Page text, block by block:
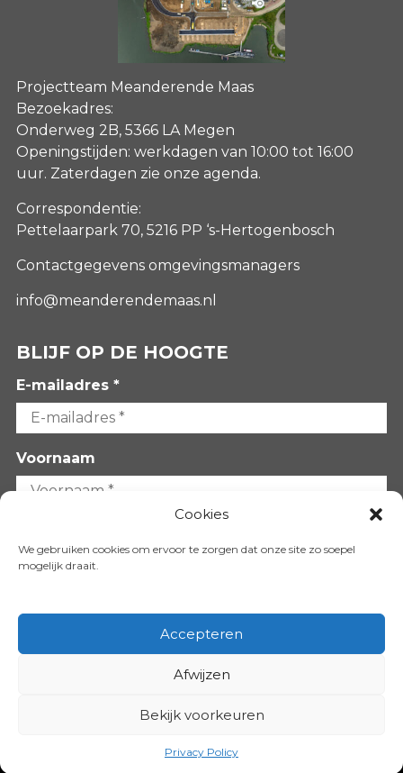
Cookies
We gebruiken cookies om ervoor te zorgen dat onze site zo soepel
mogelijk draait.
Accepteren
Afwijzen
Bekijk voorkeuren
Privacy Policy
Projectteam Meanderende Maas
Bezoekadres:
Onderweg 2B, 5366 LA Megen
Openingstijden: werkdagen van 10:00 tot 16:00
uur. Zaterdagen zie onze agenda.
Correspondentie:
Pettelaarpark 70, 5216 PP ‘s-Hertogenbosch
Contactgegevens omgevingsmanagers
info@meanderendemaas.nl
BLIJF OP DE HOOGTE
E-mailadres *
Voornaam
VOLG ONS OP: